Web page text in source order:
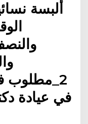
2_مطلوب